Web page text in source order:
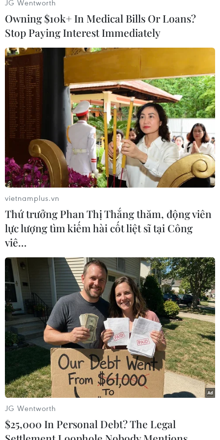
(Vietnam+)
#Yemen #Đại sứ quán Anh
#Khủng bố
Anh Áo Mỹ Yemen
Theo dõi VietnamPlus
TIN CÙNG CHUYÊN MỤC
Tổng thống Iran nhấn mạnh Tehran
sẽ không bị ép buộc phải đầu hàng
08/08/2026 11:51
Mỹ có đang chuẩn bị một
JG Wentworth
Owning $10k+ In Medical Bills Or Loans?
Stop Paying Interest Immediately
vietnamplus.vn
Thứ trưởng Phan Thị Thắng thăm, động viên
lực lượng tìm kiếm hài cốt liệt sĩ tại Công
viê…
JG Wentworth
$25,000 In Personal Debt? The Legal